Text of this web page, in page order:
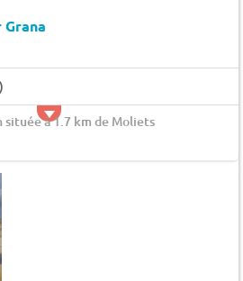
Grana
située à 1.7 km de Moliets